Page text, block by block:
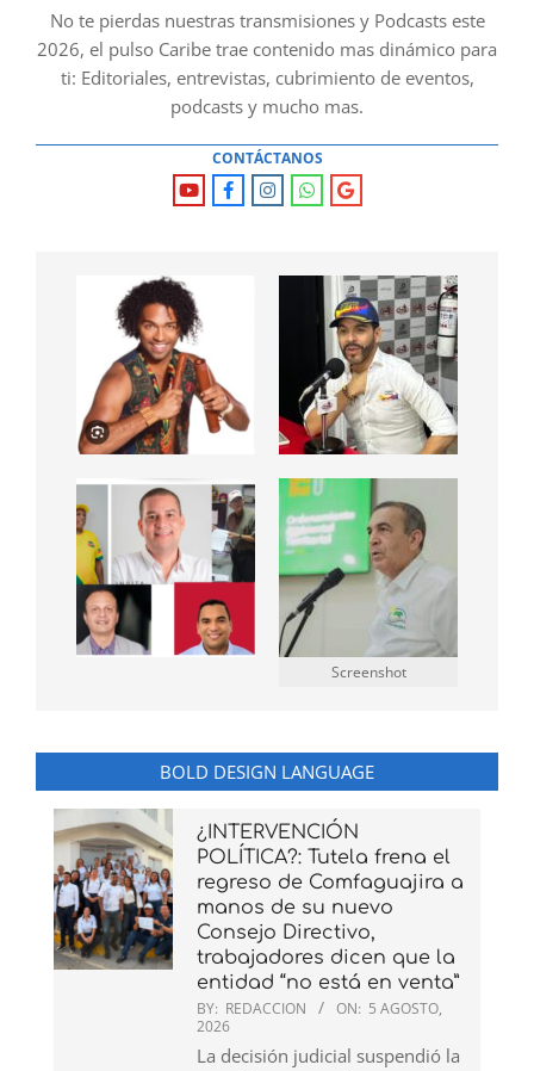
No te pierdas nuestras transmisiones y Podcasts este
2026, el pulso Caribe trae contenido mas dinámico para
ti: Editoriales, entrevistas, cubrimiento de eventos,
podcasts y mucho mas.
CONTÁCTANOS
Screenshot
BOLD DESIGN LANGUAGE
¿INTERVENCIÓN
POLÍTICA?: Tutela frena el
regreso de Comfaguajira a
manos de su nuevo
Consejo Directivo,
trabajadores dicen que la
entidad “no está en venta”
BY: REDACCION ON: 5 AGOSTO,
2026
La decisión judicial suspendió la